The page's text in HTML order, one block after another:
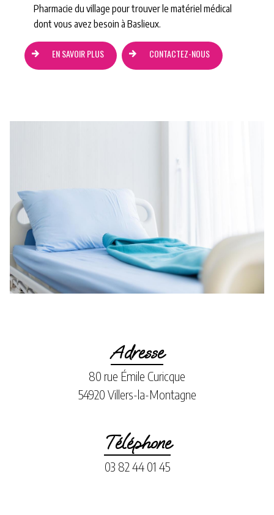
Pharmacie du village pour trouver le matériel médical
dont vous avez besoin à Baslieux.
EN SAVOIR PLUS CONTACTEZ-NOUS
Adresse
80 rue Émile Curicque
54920 Villers-la-Montagne
Téléphone
03 82 44 01 45